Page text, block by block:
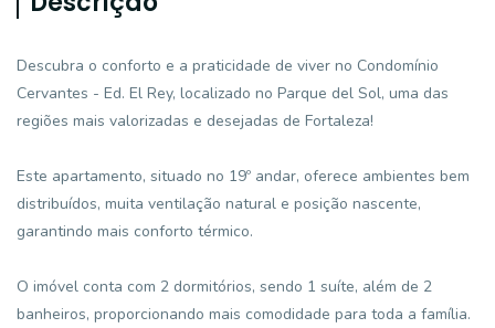
Descubra o conforto e a praticidade de viver no Condomínio
Cervantes - Ed. El Rey, localizado no Parque del Sol, uma das
regiões mais valorizadas e desejadas de Fortaleza!
Este apartamento, situado no 19º andar, oferece ambientes bem
distribuídos, muita ventilação natural e posição nascente,
garantindo mais conforto térmico.
O imóvel conta com 2 dormitórios, sendo 1 suíte, além de 2
banheiros, proporcionando mais comodidade para toda a família.